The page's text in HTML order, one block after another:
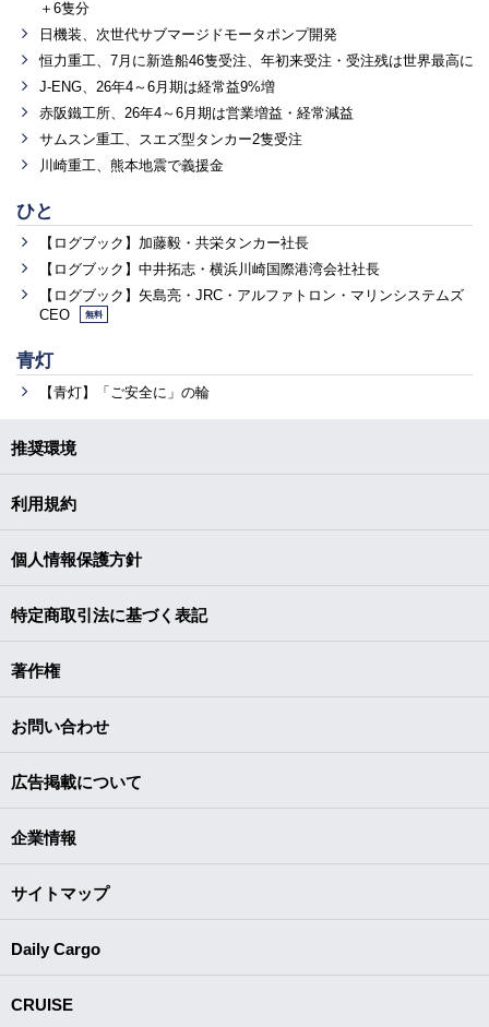
＋6隻分
日機装、次世代サブマージドモータポンプ開発
恒力重工、7月に新造船46隻受注、年初来受注・受注残は世界最高に
J-ENG、26年4～6月期は経常益9%増
赤阪鐵工所、26年4～6月期は営業増益・経常減益
サムスン重工、スエズ型タンカー2隻受注
川崎重工、熊本地震で義援金
ひと
【ログブック】加藤毅・共栄タンカー社長
【ログブック】中井拓志・横浜川崎国際港湾会社社長
【ログブック】矢島亮・JRC・アルファトロン・マリンシステムズ
CEO
無料
青灯
【青灯】「ご安全に」の輪
推奨環境
利用規約
個人情報保護方針
特定商取引法に基づく表記
著作権
お問い合わせ
広告掲載について
企業情報
サイトマップ
Daily Cargo
CRUISE